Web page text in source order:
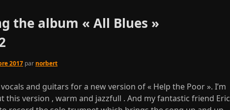
the album « All Blues »
2017 par norbert
and guitars for a new version of « Help the Poor ». I’m
this version , warm and jazzfull . And my fantastic friend Eric